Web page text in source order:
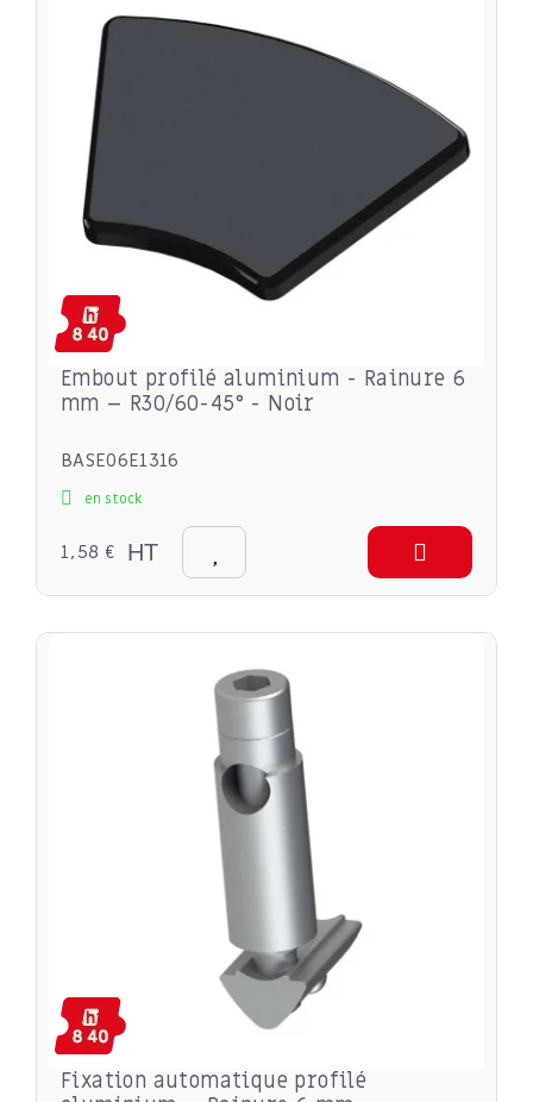
Embout profilé aluminium - Rainure 6
mm – R30/60-45° - Noir
BASE06E1316
en stock
1,58 € HT
Fixation automatique profilé